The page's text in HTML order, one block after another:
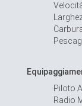
Piloto
Radio